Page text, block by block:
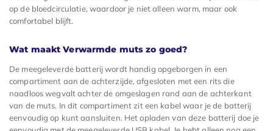
op de bloedcirculatie, waardoor je niet alleen warm, maar ook
comfortabel blijft.
Wat maakt Verwarmde muts zo goed?
De meegeleverde batterij wordt handig opgeborgen in een
compartiment aan de achterzijde, afgesloten met een rits die
naadloos wegvalt achter de omgeslagen rand aan de achterkant
van de muts. In dit compartiment zit een kabel waar je de batterij
eenvoudig op kunt aansluiten. Het opladen van deze batterij doe je